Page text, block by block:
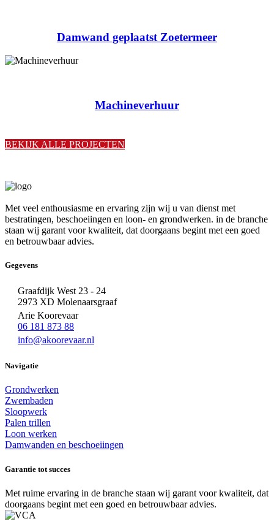
Damwand geplaatst Zoetermeer
Machineverhuur
BEKIJK ALLE PROJECTEN
Met veel enthousiasme en ervaring zijn wij u van dienst met
bestratingen, beschoeiingen en loon- en grondwerken. in de branche
staan wij garant voor kwaliteit, dat doorgaans begint met een goed
en betrouwbaar advies.
Gegevens
Graafdijk West 23 - 24
2973 XD Molenaarsgraaf
Arie Koorevaar
06 181 873 88
info@akoorevaar.nl
Navigatie
Grondwerken
Zwembaden
Sloopwerk
Palen trillen
Loon werken
Damwanden en beschoeiingen
Garantie tot succes
Met ruime ervaring in de branche staan wij garant voor kwaliteit, dat
doorgaans begint met een goed en betrouwbaar advies.